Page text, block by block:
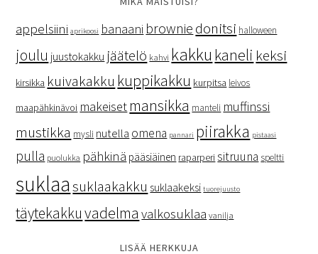
appelsiini aprikoosi banaani brownie donitsi halloween
joulu juustokakku jäätelö kahvi kakku kaneli keksi
kirsikka kuivakakku kuppikakku kurpitsa leivos
maapähkinävoi makeiset mansikka manteli muffinssi
mustikka mysli nutella omena pannari piirakka pistaasi
pulla puolukka pähkinä pääsiäinen raparperi sitruuna speltti
suklaa suklaakakku suklaakeksi tuorejuusto
täytekakkuvadelma valkosuklaa vanilja
LISÄÄ HERKKUJA